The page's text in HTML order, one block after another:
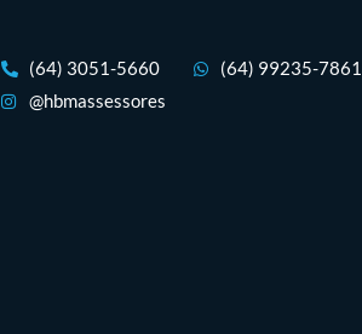
(64) 3051-5660
@hbmassessores
(64) 99235-7861